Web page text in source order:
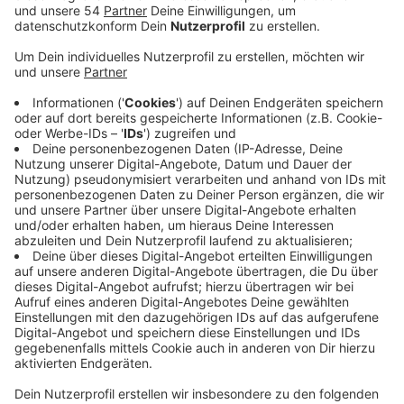
Das gilt unter anderem für Restaurants, Schulen,
Ferienwohnungen oder auch Kindergärten. Darauf
weißt die NEW hin. Wenn in einem Gebäude längere
Zeit, also über Wochen, kein Wasser aus der Leitung
fließt, dann führt das zu Problemen. Denn das Wasser
steht dann in den Rohren und es können sich leichter
Keime, wie Legionellen, ansiedeln, so die NEW. Damit
es dazu nicht kommt, wird empfohlen die Leitungen
alle 72 Stunden, mindestens aber einmal in der Woche
zu spülen. Dazu muss einfach der Wasserhahn für rund
zehn Minuten geöffnet werden. Ist das über lange
Zeit nicht passiert, dann wird empfohlen den
Wasserhahn mindestens 15 bis 20 Minuten zu öffnen.
Erst wenn das Wasser wie gewohnt spürbar kühl aus